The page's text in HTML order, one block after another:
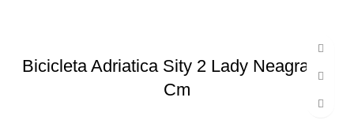
Bicicleta Adriatica Sity 2 Lady Neagra 45
Cm